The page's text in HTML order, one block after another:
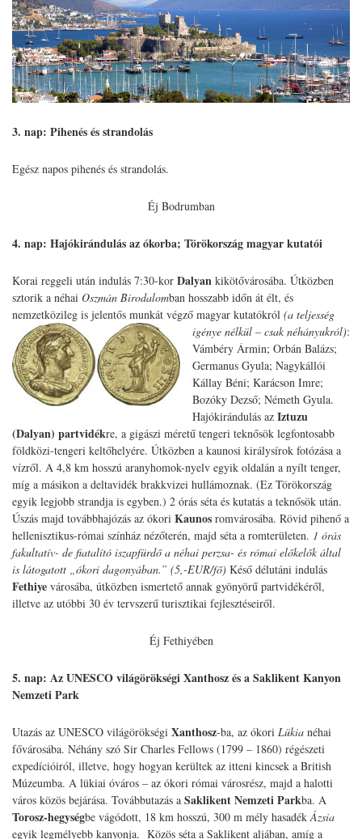
3. nap: Pihenés és strandolás
Egész napos pihenés és strandolás.
Éj Bodrumban
4. nap: Hajókirándulás az ókorba; Törökország magyar kutatói
Korai reggeli után indulás 7:30-kor Dalyan kikötővárosába. Útközben
sztorik a néhai Oszmán Birodalomban hosszabb időn át élt, és
nemzetközileg is jelentős munkát végző magyar kutatókról (a teljesség
igénye nélkül – csak néhányukról):
Vámbéry Ármin; Orbán Balázs;
Germanus Gyula; Nagykállói
Kállay Béni; Karácson Imre;
Bozóky Dezső; Németh Gyula.
Hajókirándulás az Iztuzu
(Dalyan) partvidékre, a gigászi méretű tengeri teknősök legfontosabb
földközi-tengeri keltőhelyére. Útközben a kaunosi királysírok fotózása a
vízről. A 4,8 km hosszú aranyhomok-nyelv egyik oldalán a nyílt tenger,
míg a másikon a deltavidék brakkvizei hullámoznak. (Ez Törökország
egyik legjobb strandja is egyben.) 2 órás séta és kutatás a teknősök után.
Úszás majd továbbhajózás az ókori Kaunos romvárosába. Rövid pihenő a
hellenisztikus-római színház nézőterén, majd séta a romterületen. 1 órás
fakultatív- de fiatalító iszapfürdő a néhai perzsa- és római előkelők által
is látogatott „ókori dagonyában.” (5,-EUR/fő) Késő délutáni indulás
Fethiye városába, útközben ismertető annak gyönyörű partvidékéről,
illetve az utóbbi 30 év tervszerű turisztikai fejlesztéseiről.
Éj Fethiyében
5. nap: Az UNESCO világörökségi Xanthosz és a Saklikent Kanyon
Nemzeti Park
Utazás az UNESCO világörökségi Xanthosz-ba, az ókori Lükia néhai
fővárosába. Néhány szó Sir Charles Fellows (1799 – 1860) régészeti
expedícióiról, illetve, hogy hogyan kerültek az itteni kincsek a British
Múzeumba. A lükiai óváros – az ókori római városrész, majd a halotti
város közös bejárása. Továbbutazás a Saklikent Nemzeti Parkba. A
Torosz-hegységbe vágódott, 18 km hosszú, 300 m mély hasadékÁzsia
egyik legmélyebb kanyonja. Közös séta a Saklikent aljában, amíg a